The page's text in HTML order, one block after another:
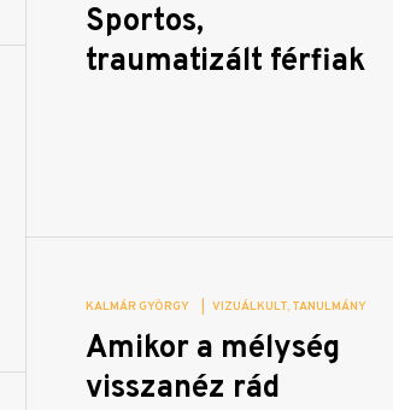
Sportos,
traumatizált férfiak
KALMÁR GYÖRGY VIZUÁLKULT TANULMÁNY
Amikor a mélység
visszanéz rád